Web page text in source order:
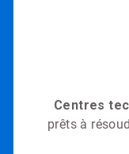
Centres
prêts à